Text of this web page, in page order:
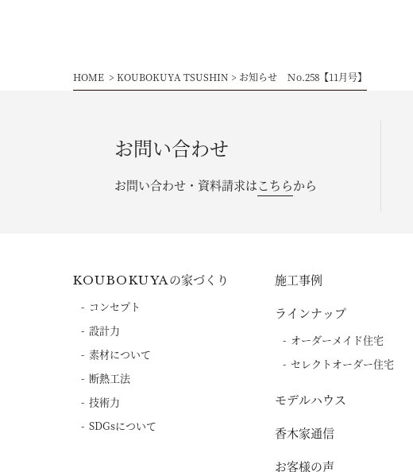
HOME KOUBOKUYA TSUSHIN お知らせ Ｎo.258【11月号】
お問い合わせ
お問い合わせ・資料請求はこちらから
KOUBOKUYAの家づくり
コンセプト
設計力
素材について
断熱工法
技術力
SDGsについて
施工事例
ラインナップ
オーダーメイド住宅
セレクトオーダー住宅
モデルハウス
香木家通信
お客様の声